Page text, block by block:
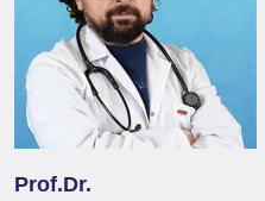
Prof.Dr.